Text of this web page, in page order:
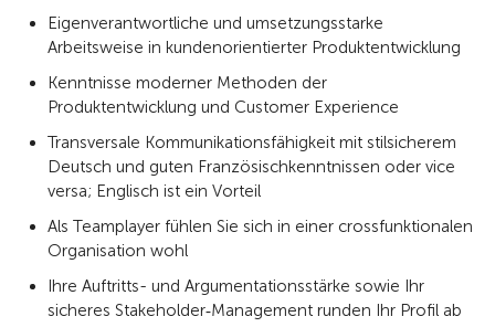
Eigenverantwortliche und umsetzungsstarke
Arbeitsweise in kundenorientierter Produktentwicklung
Kenntnisse moderner Methoden der
Produktentwicklung und Customer Experience
Transversale Kommunikationsfähigkeit mit stilsicherem
Deutsch und guten Französischkenntnissen oder vice
versa; Englisch ist ein Vorteil
Als Teamplayer fühlen Sie sich in einer crossfunktionalen
Organisation wohl
Ihre Auftritts- und Argumentationsstärke sowie Ihr
sicheres Stakeholder‑Management runden Ihr Profil ab